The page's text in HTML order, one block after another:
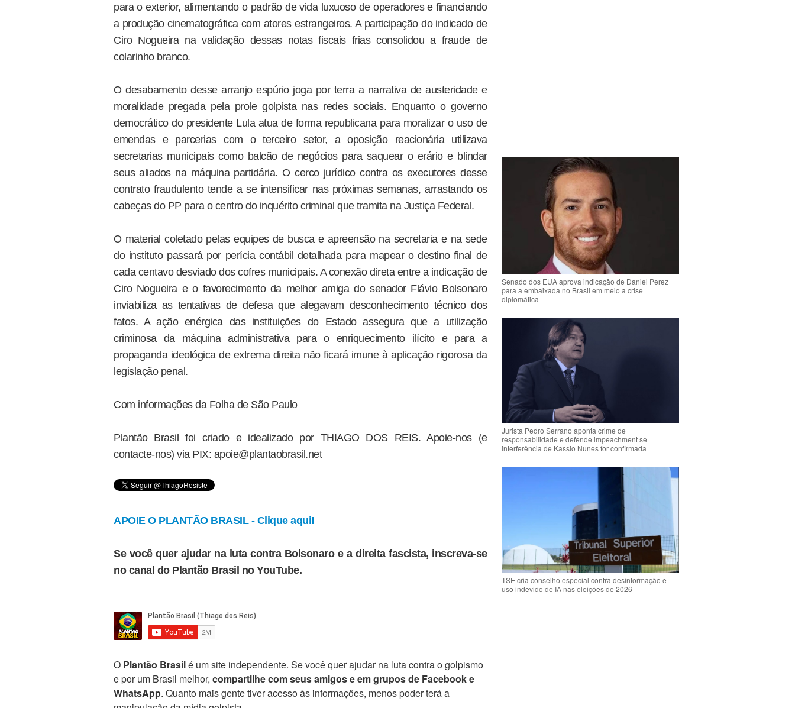
para o exterior, alimentando o padrão de vida luxuoso de operadores e financiando
a produção cinematográfica com atores estrangeiros. A participação do indicado de
Ciro Nogueira na validação dessas notas fiscais frias consolidou a fraude de
colarinho branco.
O desabamento desse arranjo espúrio joga por terra a narrativa de austeridade e
moralidade pregada pela prole golpista nas redes sociais. Enquanto o governo
democrático do presidente Lula atua de forma republicana para moralizar o uso de
emendas e parcerias com o terceiro setor, a oposição reacionária utilizava
secretarias municipais como balcão de negócios para saquear o erário e blindar
seus aliados na máquina partidária. O cerco jurídico contra os executores desse
contrato fraudulento tende a se intensificar nas próximas semanas, arrastando os
cabeças do PP para o centro do inquérito criminal que tramita na Justiça Federal.
O material coletado pelas equipes de busca e apreensão na secretaria e na sede
do instituto passará por perícia contábil detalhada para mapear o destino final de
cada centavo desviado dos cofres municipais. A conexão direta entre a indicação de
Ciro Nogueira e o favorecimento da melhor amiga do senador Flávio Bolsonaro
inviabiliza as tentativas de defesa que alegavam desconhecimento técnico dos
fatos. A ação enérgica das instituições do Estado assegura que a utilização
criminosa da máquina administrativa para o enriquecimento ilícito e para a
propaganda ideológica de extrema direita não ficará imune à aplicação rigorosa da
legislação penal.
Com informações da Folha de São Paulo
Plantão Brasil foi criado e idealizado por THIAGO DOS REIS. Apoie-nos (e
contacte-nos) via PIX: apoie@plantaobrasil.net
APOIE O PLANTÃO BRASIL - Clique aqui!
Se você quer ajudar na luta contra Bolsonaro e a direita fascista, inscreva-se
no canal do Plantão Brasil no YouTube.
O Plantão Brasilé um site independente. Se você quer ajudar na luta contra o golpismo
e por um Brasil melhor, compartilhe com seus amigos e em grupos de Facebook e
WhatsApp. Quanto mais gente tiver acesso às informações, menos poder terá a
Senado dos EUA aprova indicação de Daniel Perez
para a embaixada no Brasil em meio a crise
diplomática
Jurista Pedro Serrano aponta crime de
responsabilidade e defende impeachment se
interferência de Kassio Nunes for confirmada
TSE cria conselho especial contra desinformação e
uso indevido de IA nas eleições de 2026